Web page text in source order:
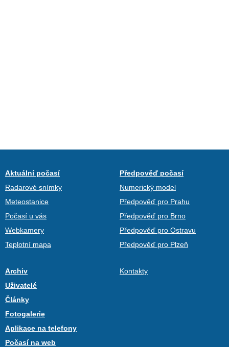
Aktuální počasí
Radarové snímky
Meteostanice
Počasí u vás
Webkamery
Teplotní mapa
Předpověď počasí
Numerický model
Předpověď pro Prahu
Předpověď pro Brno
Předpověď pro Ostravu
Předpověď pro Plzeň
Archiv
Uživatelé
Články
Fotogalerie
Aplikace na telefony
Počasí na web
Kontakty